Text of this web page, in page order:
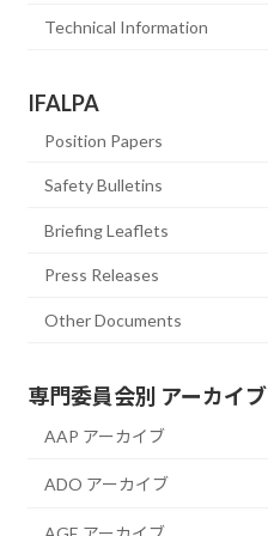
Technical Information
IFALPA
Position Papers
Safety Bulletins
Briefing Leaflets
Press Releases
Other Documents
専門委員会別 アーカイブ
AAP アーカイブ
ADO アーカイブ